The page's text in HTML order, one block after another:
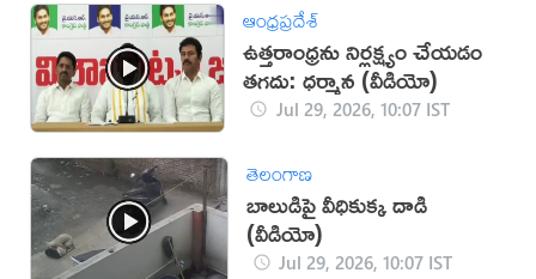
ఆంధ్రప్రదేశ్
ఉత్తరాంధ్రను నిర్లక్ష్యం చేయడం
తగదు: ధర్మాన (వీడియో)
Jul 29, 2026, 10:07 IST
తెలంగాణ
బాలుడిపై వీధికుక్క దాడి
(వీడియో)
Jul 29, 2026, 10:07 IST